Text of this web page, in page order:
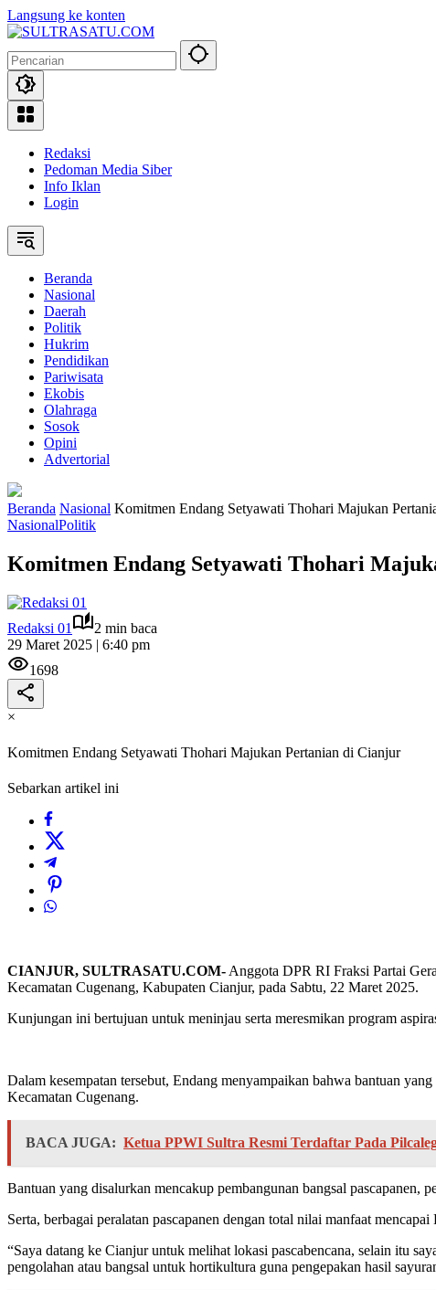
Langsung ke konten
Redaksi
Pedoman Media Siber
Info Iklan
Login
Beranda
Nasional
Daerah
Politik
Hukrim
Pendidikan
Pariwisata
Ekobis
Olahraga
Sosok
Opini
Advertorial
Beranda Nasional Komitmen Endang Setyawati Thohari Majukan
NasionalPolitik
Komitmen Endang Setyawati Thohari
Redaksi 01
2 min baca
29 Maret 2025 | 6:40 pm
1698
×
Komitmen Endang Setyawati Thohari Majukan Pertanian di Cianjur
Sebarkan artikel ini
CIANJUR, SULTRASATU.COM- Anggota DPR RI Fraksi Partai
Kecamatan Cugenang, Kabupaten Cianjur, pada Sabtu, 22 Maret 2025.
Kunjungan ini bertujuan untuk meninjau serta meresmikan program
Dalam kesempatan tersebut, Endang menyampaikan bahwa bantuan
Kecamatan Cugenang.
BACA JUGA: Ketua PPWI Sultra Resmi Terdaftar Pada
Bantuan yang disalurkan mencakup pembangunan bangsal pascapanen,
Serta, berbagai peralatan pascapanen dengan total nilai manfaat
“Saya datang ke Cianjur untuk melihat lokasi pascabencana, selain itu
pengolahan atau bangsal untuk hortikultura guna pengepakan hasil